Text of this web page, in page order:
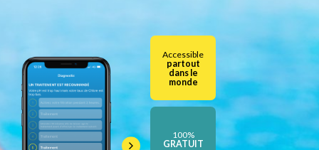
Accessible
partout
dans le
monde
100%
GRATUIT